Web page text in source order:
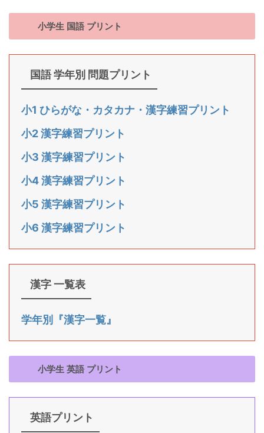
小学生 国語 プリント
国語 学年別 問題プリント
小1 ひらがな・カタカナ・漢字練習プリント
小2 漢字練習プリント
小3 漢字練習プリント
小4 漢字練習プリント
小5 漢字練習プリント
小6 漢字練習プリント
漢字 一覧表
学年別『漢字一覧』
小学生 英語 プリント
英語プリント